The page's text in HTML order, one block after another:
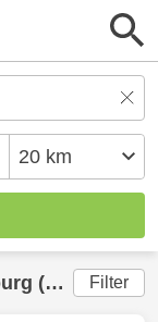
(20 km) gefunden Filter